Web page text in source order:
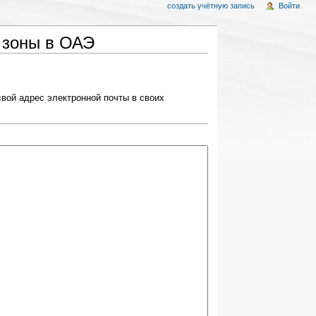
зоны в ОАЭ
адрес электронной почты в своих
создать учётную запись Войти